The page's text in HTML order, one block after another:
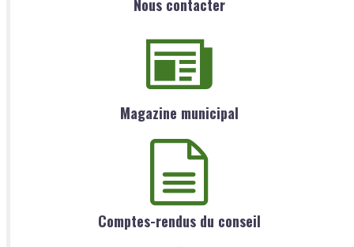
Nous contacter
Magazine municipal
Comptes-rendus du conseil